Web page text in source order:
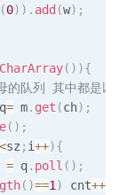
(0) ) . add (w) ;
( ) ){
队列 其中都是以这
q= m. get (ch) ;
( ) ;
<sz ; i++){
= q. poll ( ) ;
( )==1) cnt++